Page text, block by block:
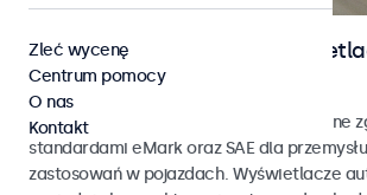
Monitory automotive i
dotykowe
Monitory i ekrany dotykowe opracowane
standardami eMark oraz SAE dla
zastosowań w pojazdach. Wyświetlacze
Zleć wycenę
Centrum pomocy
O nas
Kontakt